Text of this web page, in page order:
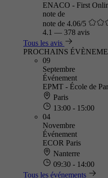
ENACO - First
note de
note de 4.06/5
4.1 — 378 avis
Tous les avis
PROCHAINS
09
Septembre
Événement
EPMT - École de
Paris
13:00 - 15:00
04
Novembre
Événement
ECOR Paris
Nanterre
09:30 - 14:00
Tous les événements